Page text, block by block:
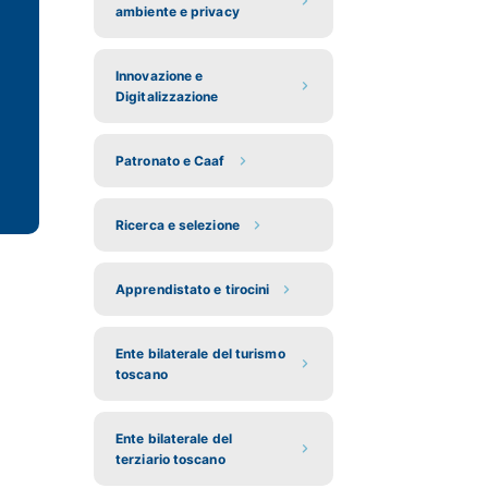
ambiente e privacy
Innovazione e
Digitalizzazione
Patronato e Caaf
Ricerca e selezione
Apprendistato e tirocini
Ente bilaterale del turismo
toscano
Ente bilaterale del
terziario toscano